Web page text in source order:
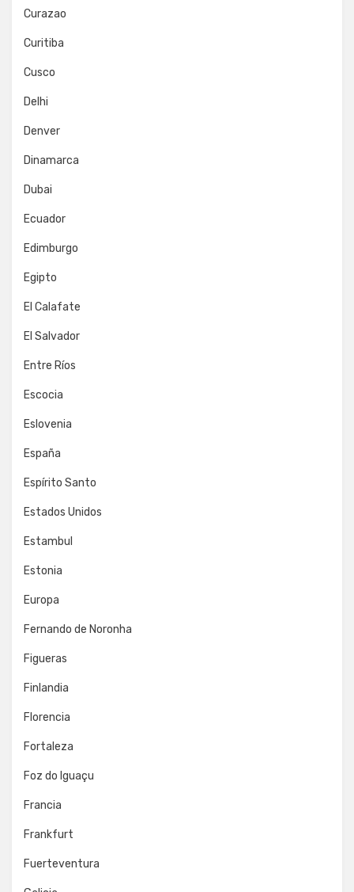
Curazao
Curitiba
Cusco
Delhi
Denver
Dinamarca
Dubai
Ecuador
Edimburgo
Egipto
El Calafate
El Salvador
Entre Ríos
Escocia
Eslovenia
España
Espírito Santo
Estados Unidos
Estambul
Estonia
Europa
Fernando de Noronha
Figueras
Finlandia
Florencia
Fortaleza
Foz do Iguaçu
Francia
Frankfurt
Fuerteventura